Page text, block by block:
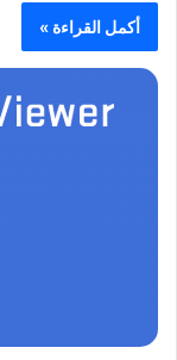
أكمل القراءة »